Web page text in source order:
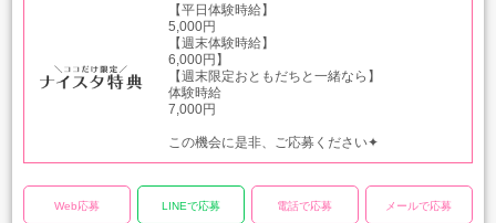
【平日体験時給】
5,000円
【週末体験時給】
6,000円】
【週末限定おともだちと一緒なら】
体験時給
7,000円
この機会に是非、ご応募ください✦
Web応募 LINEで応募 電話で応募 メールで応募